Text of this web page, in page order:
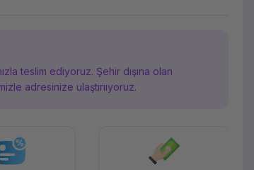
teslim ediyoruz. Şehir dışına olan
adresinize ulaştırııyoruz.